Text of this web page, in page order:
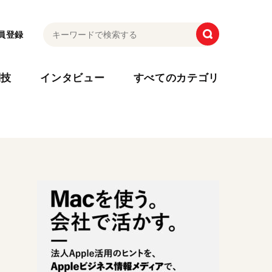
登録
インタビュー すべてのカテゴリ